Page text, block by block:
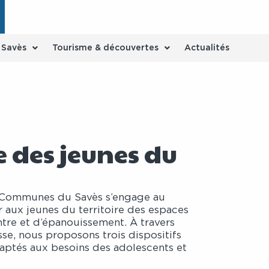
Tourisme & découvertes Actualités
des jeunes du
du Savès s’engage au
jeunes du territoire des espaces
et d’épanouissement. À travers
nous proposons trois dispositifs
aux besoins des adolescents et